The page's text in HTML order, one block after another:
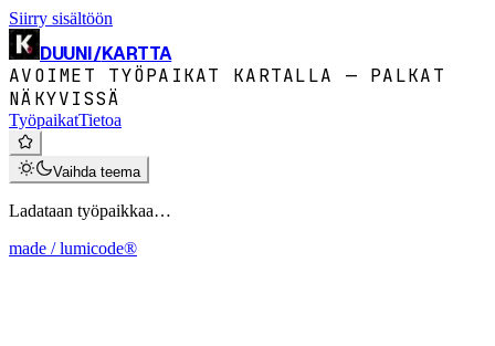
Siirry sisältöön
DUUNI/KARTTA
AVOIMET TYÖPAIKAT KARTALLA — PALKAT
NÄKYVISSÄ
TyöpaikatTietoa
Vaihda teema
Ladataan työpaikkaa…
made / lumicode®